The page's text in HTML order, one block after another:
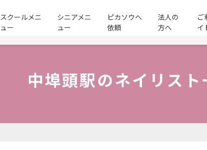
スクールメニ
ュー
シニアメニ
ュー
ピカソウへ
依頼
法人の
方へ
ご
イ
中埠頭駅のネイリスト